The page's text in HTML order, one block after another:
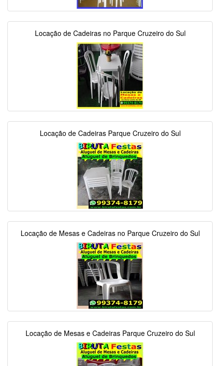
Locação de Cadeiras no Parque Cruzeiro do Sul
Locação de Cadeiras Parque Cruzeiro do Sul
Locação de Mesas e Cadeiras no Parque Cruzeiro do Sul
Locação de Mesas e Cadeiras Parque Cruzeiro do Sul